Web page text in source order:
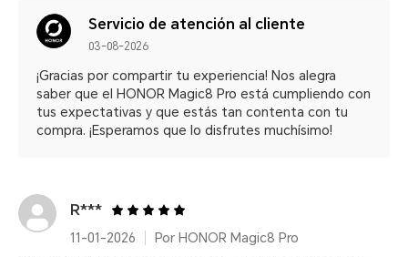
Servicio de atención al cliente
03-08-2026
¡Gracias por compartir tu experiencia! Nos alegra
saber que el HONOR Magic8 Pro está cumpliendo con
tus expectativas y que estás tan contenta con tu
compra. ¡Esperamos que lo disfrutes muchísimo!
R***
11-01-2026
Por HONOR Magic8 Pro